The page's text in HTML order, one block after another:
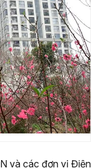
và các đơn vị Điện